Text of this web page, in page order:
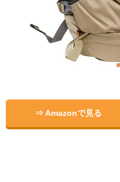
⇒ Amazonで見る